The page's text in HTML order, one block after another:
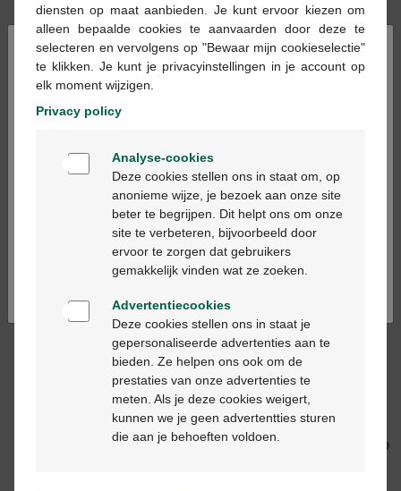
-17%*
NAN Optipro 2
Opvolgmelk 6-12
maanden 800gr
-16%*
NAN Optipro 4
groeimelk 2+ Jaar
800gr
-14%*
€ 26,99
Nan optipro hydrolysed
protein 2 800gr
€ 18,73
NAN OptiPro
Verzadiging 3 1+ jaar
×
Bienvenue
Ga verder in het nederlands
Continuez en français
diensten op maat aanbieden. Je kunt ervoor kiezen om
alleen bepaalde cookies te aanvaarden door deze te
selecteren en vervolgens op "Bewaar mijn cookieselectie"
te klikken. Je kunt je privacyinstellingen in je account op
elk moment wijzigen.
Privacy policy
Analyse-cookies
Deze cookies stellen ons in staat om, op
anonieme wijze, je bezoek aan onze site
beter te begrijpen. Dit helpt ons om onze
site te verbeteren, bijvoorbeeld door
ervoor te zorgen dat gebruikers
gemakkelijk vinden wat ze zoeken.
Advertentiecookies
Deze cookies stellen ons in staat je
gepersonaliseerde advertenties aan te
bieden. Ze helpen ons ook om de
prestaties van onze advertenties te
meten. Als je deze cookies weigert,
kunnen we je geen advertentties sturen
die aan je behoeften voldoen.